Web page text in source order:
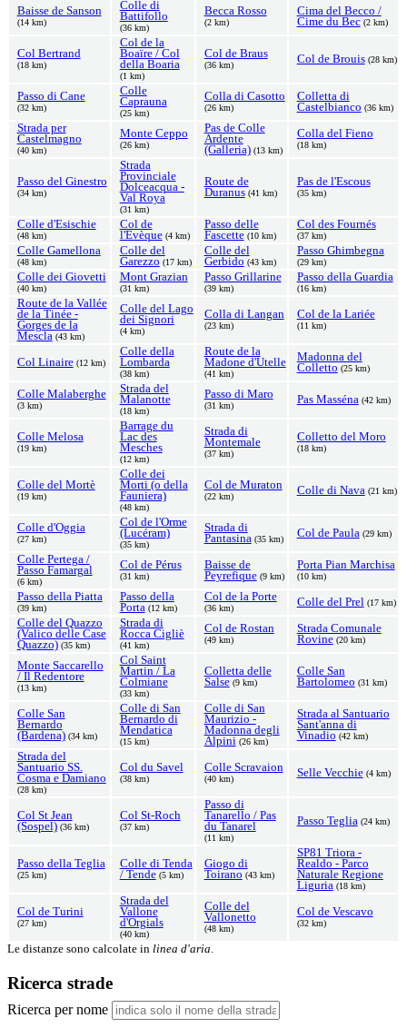
Baisse de Sanson
(14 km)
Colle di
Battifollo
(36 km)
Becca Rosso
(2 km)
Cima del Becco /
Cime du Bec (2 km)
Col Bertrand
(18 km)
Col de la
Boaïre / Col
della Boaria
(1 km)
Col de Braus
(36 km) Col de Brouis (28 km)
Passo di Cane
(32 km)
Colle
Caprauna
(25 km)
Colla di Casotto
(26 km)
Colletta di
Castelbianco (36 km)
Strada per
Castelmagno
(40 km)
Monte Ceppo
(26 km)
Pas de Colle
Ardente
(Galleria) (13 km)
Colla del Fieno
(18 km)
Passo del Ginestro
(34 km)
Strada
Provinciale
Dolceacqua -
Val Roya
(31 km)
Route de
Duranus (41 km)
Pas de l'Escous
(35 km)
Colle d'Esischie
(48 km)
Col de
l'Evèque (4 km)
Passo delle
Fascette (10 km)
Col des Fournés
(37 km)
Colle Gamellona
(48 km)
Colle del
Garezzo (17 km)
Colle del
Gerbido (43 km)
Passo Ghimbegna
(29 km)
Colle dei Giovetti
(40 km)
Mont Grazian
(31 km)
Passo Grillarine
(39 km)
Passo della Guardia
(16 km)
Route de la Vallée
de la Tinée -
Gorges de la
Mescla (43 km)
Colle del Lago
dei Signori
(4 km)
Colla di Langan
(23 km)
Col de la Lariée
(11 km)
Col Linaire (12 km)
Colle della
Lombarda
(38 km)
Route de la
Madone d'Utelle
(41 km)
Madonna del
Colletto (25 km)
Colle Malaberghe
(3 km)
Strada del
Malanotte
(18 km)
Passo di Maro
(31 km) Pas Masséna (42 km)
Colle Melosa
(19 km)
Barrage du
Lac des
Mesches
(12 km)
Strada di
Montemale
(37 km)
Colletto del Moro
(18 km)
Colle del Mortè
(19 km)
Colle dei
Morti (o della
Fauniera)
(48 km)
Col de Muraton
(22 km) Colle di Nava (21 km)
Colle d'Oggia
(27 km)
Col de l'Orme
(Lucéram)
(35 km)
Strada di
Pantasina (35 km) Col de Paula (29 km)
Colle Pertega /
Passo Famargal
(6 km)
Col de Pérus
(31 km)
Baisse de
Peyrefique (9 km)
Porta Pian Marchisa
(10 km)
Passo della Piatta
(39 km)
Passo della
Porta (12 km)
Col de la Porte
(36 km) Colle del Prel (17 km)
Colle del Quazzo
(Valico delle Case
Quazzo) (35 km)
Strada di
Rocca Cigliè
(41 km)
Col de Rostan
(49 km)
Strada Comunale
Rovine (20 km)
Monte Saccarello
/ Il Redentore
(13 km)
Col Saint
Martin / La
Colmiane
(33 km)
Colletta delle
Salse (9 km)
Colle San
Bartolomeo (31 km)
Colle San
Bernardo
(Bardena) (34 km)
Colle di San
Bernardo di
Mendatica
(15 km)
Colle di San
Maurizio -
Madonna degli
Alpini (26 km)
Strada al Santuario
Sant'anna di
Vinadio (42 km)
Strada del
Santuario SS.
Cosma e Damiano
(28 km)
Col du Savel
(38 km)
Colle Scravaion
(40 km) Selle Vecchie (4 km)
Col St Jean
(Sospel) (36 km)
Col St-Roch
(37 km)
Passo di
Tanarello / Pas
du Tanarel
(11 km)
Passo Teglia (24 km)
Passo della Teglia
(25 km)
Colle di Tenda
/ Tende (5 km)
Giogo di
Toirano (43 km)
SP81 Triora -
Realdo - Parco
Naturale Regione
Liguria (18 km)
Col de Turini
(27 km)
Strada del
Vallone
d'Orgials
(40 km)
Colle del
Vallonetto
(48 km)
Col de Vescavo
(32 km)
Le distanze sono calcolate in linea d'aria.
Ricerca strade
Ricerca per nome